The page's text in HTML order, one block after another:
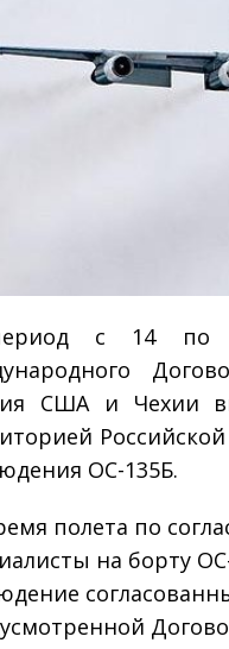
с 14 по
США и Чехии
ОС-135Б.
полета по
на борту